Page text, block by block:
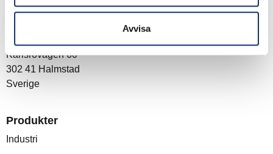
Avvisa
Om företaget
Karlsrovägen 60
302 41 Halmstad
Sverige
Produkter
Industri